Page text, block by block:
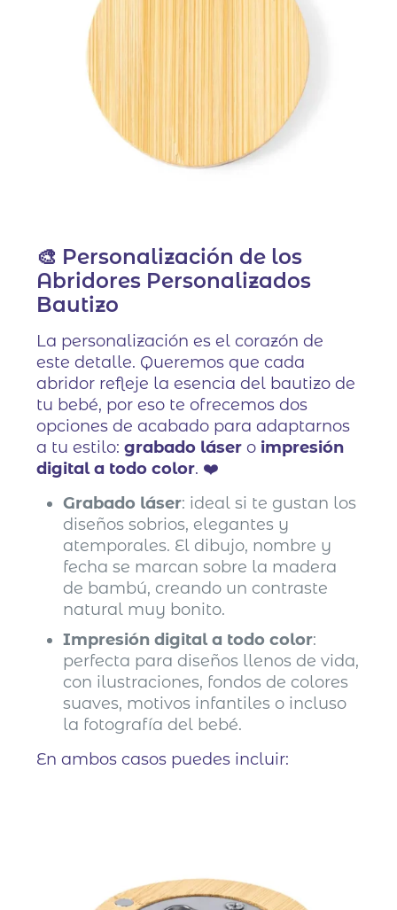
🎨 Personalización de los
Abridores Personalizados
Bautizo
La personalización es el corazón de
este detalle. Queremos que cada
abridor refleje la esencia del bautizo de
tu bebé, por eso te ofrecemos dos
opciones de acabado para adaptarnos
a tu estilo:grabado láser o impresión
digital a todo color. ❤️
Grabado láser: ideal si te gustan los
diseños sobrios, elegantes y
atemporales. El dibujo, nombre y
fecha se marcan sobre la madera
de bambú, creando un contraste
natural muy bonito.
Impresión digital a todo color:
perfecta para diseños llenos de vida,
con ilustraciones, fondos de colores
suaves, motivos infantiles o incluso
la fotografía del bebé.
En ambos casos puedes incluir: